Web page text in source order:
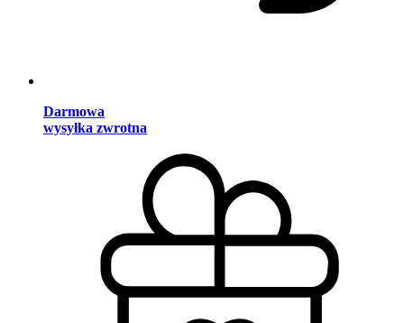
Darmowa
wysyłka zwrotna